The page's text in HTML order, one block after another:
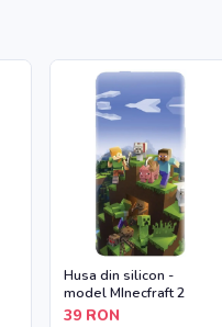
Husa din silicon -
model MInecfraft 2
39 RON